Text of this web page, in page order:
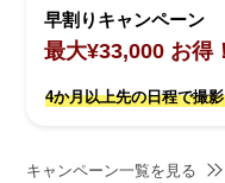
早割りキャンペーン
最大¥33,000 お得！
4か月以上先の日程で撮
キャンペーン一覧を見る